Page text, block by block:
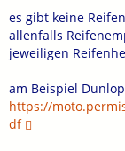
es gibt keine
allenfalls
jeweiligen
am Beispiel
https://
df